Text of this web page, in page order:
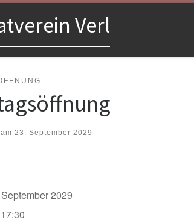
Verl
23. September 2029
2029